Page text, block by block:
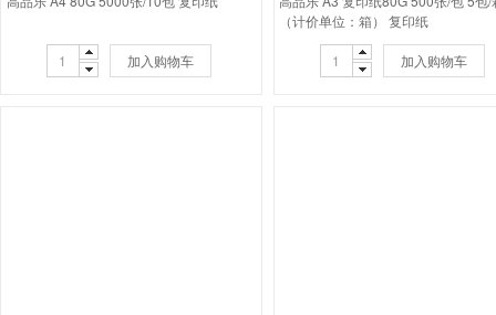
加入购物车
（计价单位：箱） 复印纸
加入购物车